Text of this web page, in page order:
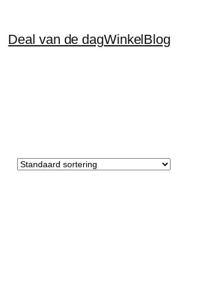
Deal van de dagWinkelBlog